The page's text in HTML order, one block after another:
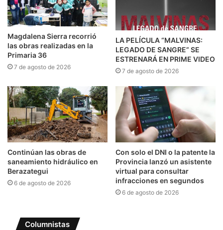
Magdalena Sierra recorrió
las obras realizadas en la
Primaria 36
7 de agosto de 2026
LA PELÍCULA “MALVINAS:
LEGADO DE SANGRE” SE
ESTRENARÁ EN PRIME VIDEO
7 de agosto de 2026
Continúan las obras de
saneamiento hidráulico en
Berazategui
6 de agosto de 2026
Con solo el DNI o la patente la
Provincia lanzó un asistente
virtual para consultar
infracciones en segundos
6 de agosto de 2026
Columnistas